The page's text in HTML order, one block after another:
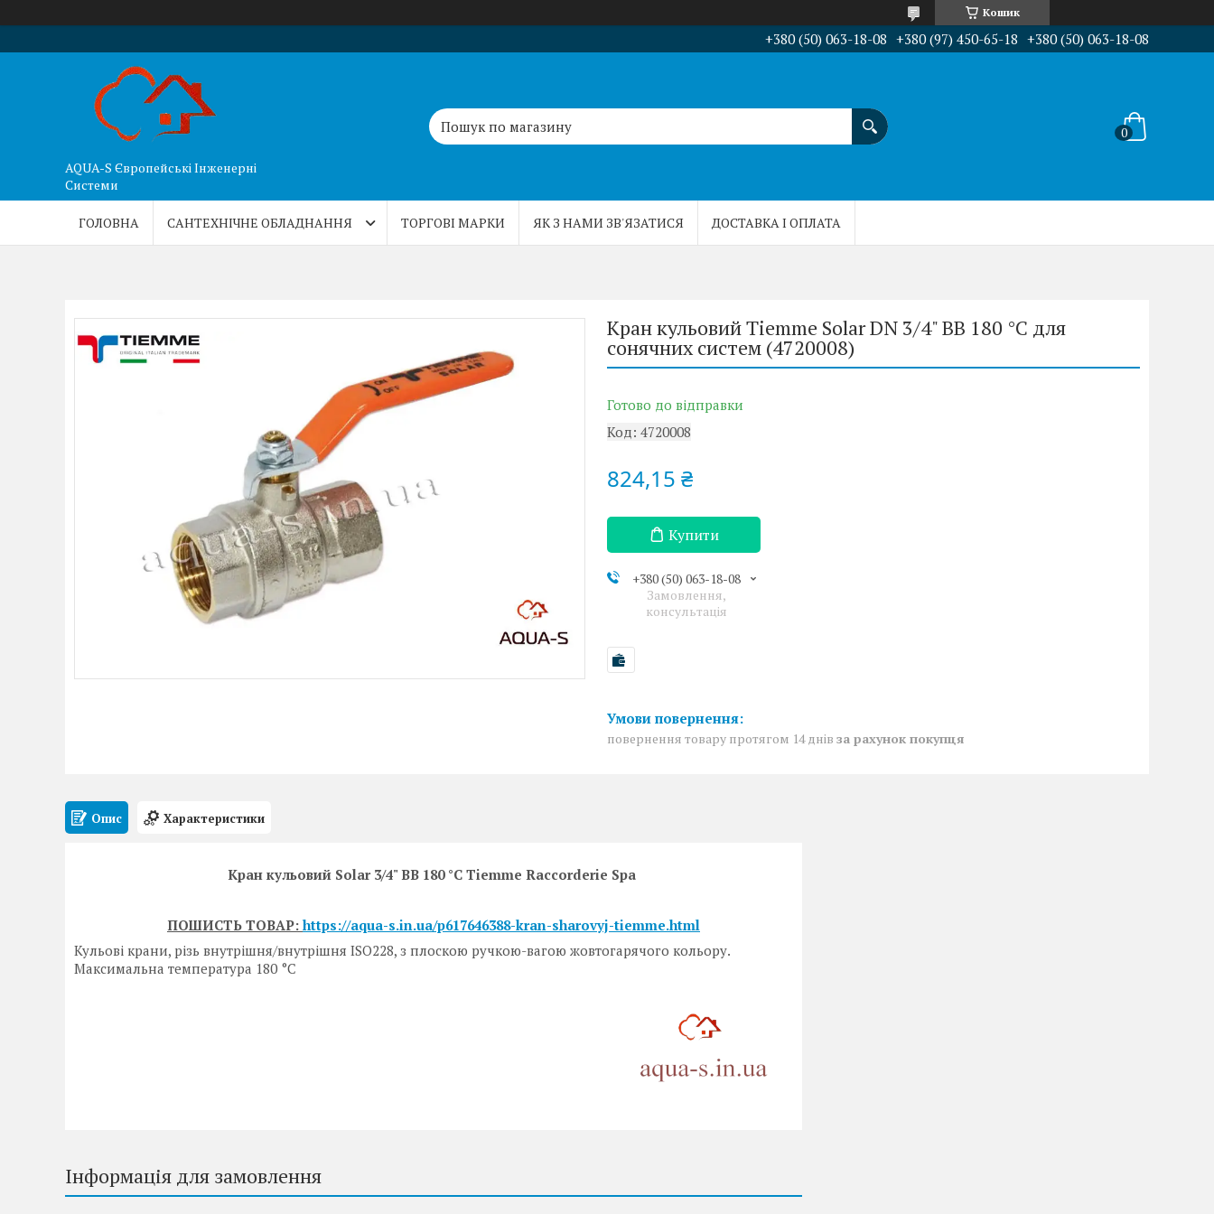
Кошик
+380 (50) 063-18-08 +380 (97) 450-65-18 +380 (50) 063-18-08
AQUA-S Європейські Інженерні
Системи
ГОЛОВНА САНТЕХНІЧНЕ ОБЛАДНАННЯ ТОРГОВІ МАРКИ ЯК З НАМИ ЗВ'ЯЗАТИСЯ ДОСТАВКА І ОПЛАТА
Кран кульовий Tiemme Solar DN 3/4" ВВ 180 °C для
сонячних систем (4720008)
Готово до відправки
Код: 4720008
824,15 ₴
Купити
+380 (50) 063-18-08
Замовлення,
консультація
повернення товару протягом 14 днів за рахунок покупця
Опис Характеристики
Кран кульовий Solar 3/4" ВВ 180 °C Tiemme Raccorderie Spa
ПОШИСТЬ ТОВАР: https://aqua-s.in.ua/p617646388-kran-sharovyj-tiemme.html
Кульові крани, різь внутрішня/внутрішня ISO228, з плоскою ручкою-вагою жовтогарячого кольору.
Максимальна температура 180 °C
Інформація для замовлення